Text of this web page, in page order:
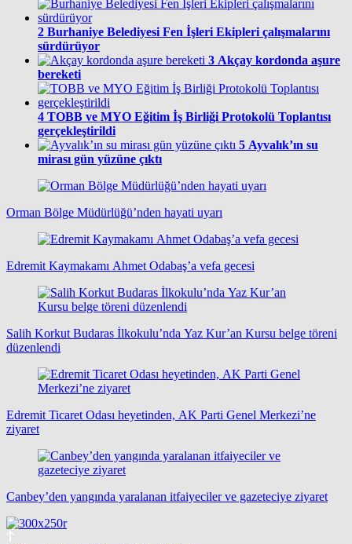
2 Burhaniye Belediyesi Fen İşleri Ekipleri çalışmalarını
sürdürüyor
3 Akçay kordonda aşure
bereketi
4 TOBB ve MYO Eğitim İş Birliği Protokolü Toplantısı
gerçekleştirildi
5 Ayvalık’ın su
mirası gün yüzüne çıktı
Orman Bölge Müdürlüğü’nden hayati uyarı
Edremit Kaymakamı Ahmet Odabaş’a vefa gecesi
Salih Korkut Budaras İlkokulu’nda Yaz Kur’an Kursu belge töreni
düzenlendi
Edremit Ticaret Odası heyetinden, AK Parti Genel Merkezi’ne
ziyaret
Canbey’den yangında yaralanan itfaiyeciler ve gazeteciye ziyaret